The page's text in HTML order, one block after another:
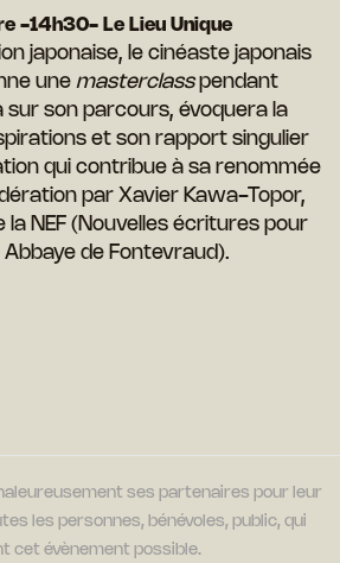
-14h30- Le Lieu Unique
japonaise, le cinéaste japonais
une masterclasspendant
sur son parcours, évoquera la
et son rapport singulier
qui contribue à sa renommée
par Xavier Kawa-Topor,
la NEF (Nouvelles écritures pour
Abbaye de Fontevraud).
ses partenaires pour leur
les personnes, bénévoles, public, qui
cet évènement possible.